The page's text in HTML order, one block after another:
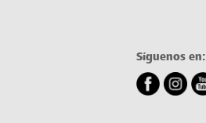
Síguenos en: